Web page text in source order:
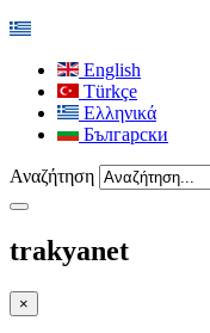
English
Türkçe
Ελληνικά
Български
Αναζήτηση
trakyanet
×